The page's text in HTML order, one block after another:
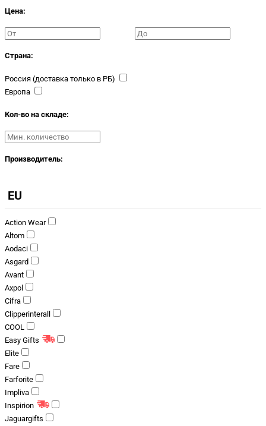
Цена:
Страна:
Россия (доставка только в РБ)
Европа
Кол-во на складе:
Производитель:
EU
Action Wear
Altom
Aodaci
Asgard
Avant
Axpol
Cifra
Clipperinterall
COOL
Easy Gifts
Elite
Fare
Farforite
Impliva
Inspirion
Jaguargifts